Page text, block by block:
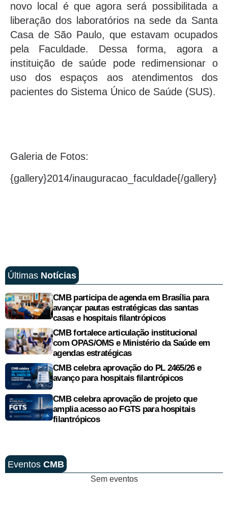
novo local é que agora será possibilitada a
liberação dos laboratórios na sede da Santa
Casa de São Paulo, que estavam ocupados
pela Faculdade. Dessa forma, agora a
instituição de saúde pode redimensionar o
uso dos espaços aos atendimentos dos
pacientes do Sistema Único de Saúde (SUS).
Galeria de Fotos:
{gallery}2014/inauguracao_faculdade{/gallery}
Últimas Notícias
CMB participa de agenda em Brasília para
avançar pautas estratégicas das santas
casas e hospitais filantrópicos
CMB fortalece articulação institucional
com OPAS/OMS e Ministério da Saúde em
agendas estratégicas
CMB celebra aprovação do PL 2465/26 e
avanço para hospitais filantrópicos
CMB celebra aprovação de projeto que
amplia acesso ao FGTS para hospitais
filantrópicos
Eventos CMB
Sem eventos